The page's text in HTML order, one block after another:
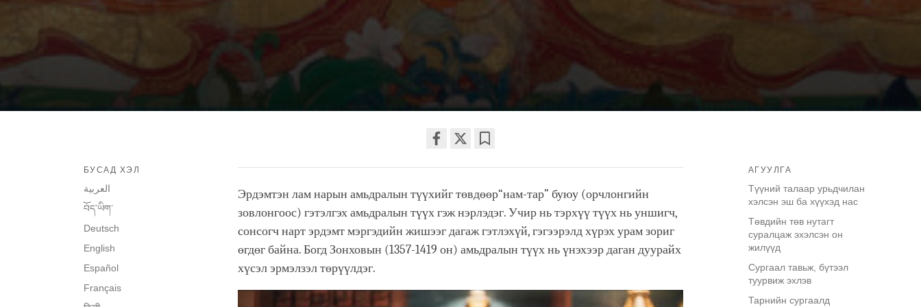
facebook
АГУУЛГА
Түүний талаар урьдчилан
хэлсэн эш ба хүүхэд нас
Төвдийн төв нутагт
суралцаж эхэлсэн он
жилүүд
Сургаал тавьж, бүтээл
туурвиж эхлэв
Тарнийн сургаалд
БУСАД ХЭЛ
العربية
བོད་ཡིག་
Deutsch
English
Español
Français
Эрдэмтэн лам нарын амьдралын түүхийг төвдөөр“нам-тар” буюу (орчлонгийн
зовлонгоос) гэтэлгэх амьдралын түүх гэж нэрлэдэг. Учир нь тэрхүү түүх нь уншигч,
сонсогч нарт эрдэмт мэргэдийн жишээг дагаж гэтлэхүй, гэгээрэлд хүрэх урам зориг
өгдөг байна. Богд Зонховын (1357-1419 он) амьдралын түүх нь үнэхээр даган дуурайх
хүсэл эрмэлзэл төрүүлдэг.